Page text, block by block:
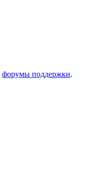
форумы поддержки.